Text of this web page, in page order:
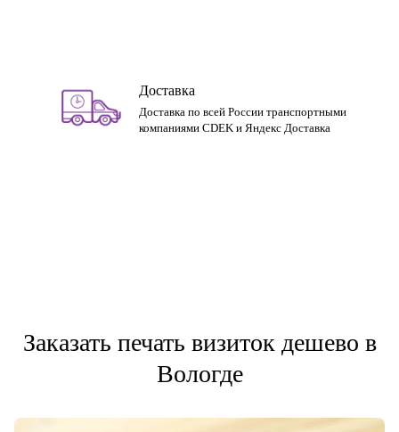
Доставка
Доставка по всей России транспортными
компаниями CDEK и Яндекс Доставка
Заказать печать визиток дешево в
Вологде